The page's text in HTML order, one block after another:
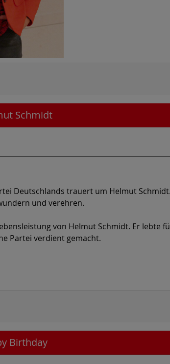
Schmidt
Deutschlands trauert um Helmut
und verehren.
von Helmut Schmidt. Er lebte
Partei verdient gemacht.
Birthday